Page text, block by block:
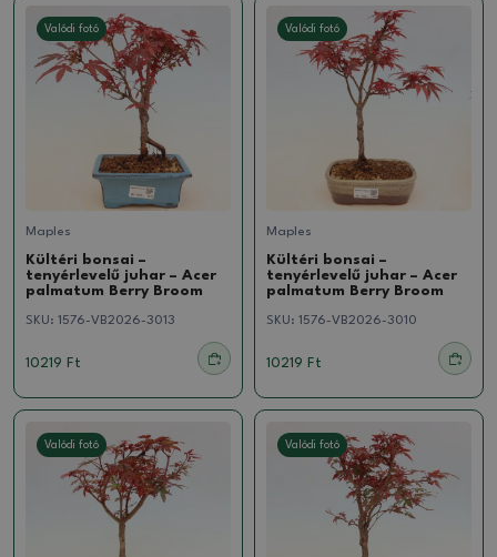
Valódi fotó
Maples
Kültéri bonsai –
tenyérlevelű juhar – Acer
palmatum Berry Broom
SKU: 1576-VB2026-3013
10219 Ft
Valódi fotó
Maples
Kültéri bonsai –
tenyérlevelű juhar – Acer
palmatum Berry Broom
SKU: 1576-VB2026-3010
10219 Ft
Valódi fotó Valódi fotó